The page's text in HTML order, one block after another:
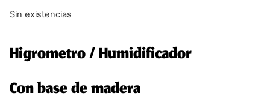
Sin existencias
Higrometro / Humidificador
Con base de madera